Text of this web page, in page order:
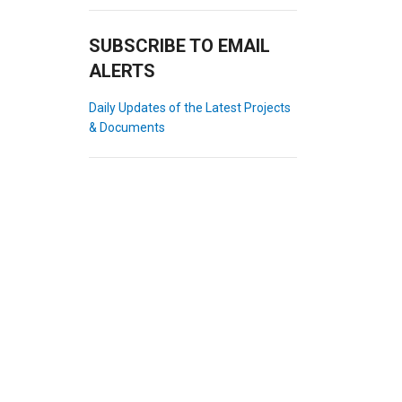
SUBSCRIBE TO EMAIL
ALERTS
Daily Updates of the Latest Projects
& Documents